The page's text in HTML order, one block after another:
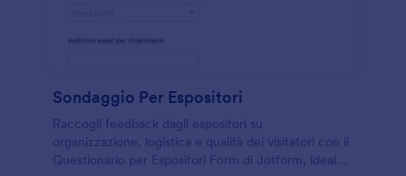
Sondaggio Per Espositori
Raccogli feedback dagli espositori su
organizzazione, logistica e qualità dei visitatori con il
Questionario per Espositori Form di Jotform, ideale